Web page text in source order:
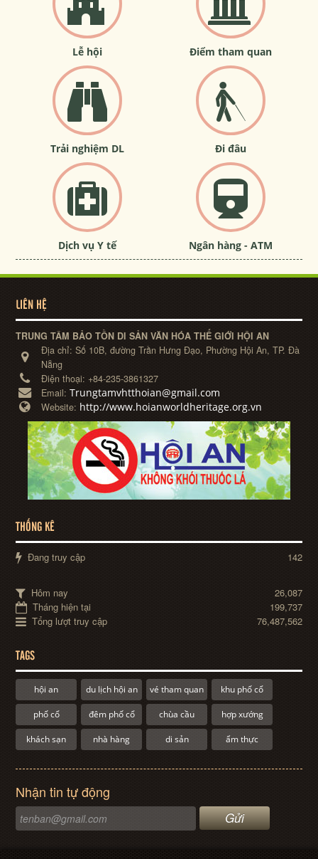
Lễ hội Điểm tham quan
Trải nghiệm DL Đi đâu
Dịch vụ Y tế Ngân hàng - ATM
LIÊN HỆ
TRUNG TÂM BẢO TỒN DI SẢN VĂN HÓA THẾ GIỚI HỘI AN
Địa chỉ:Số 10B, đường Trần Hưng Đạo, Phường Hội An, TP. Đà
Nẵng
Điện thoại: +84-235-3861327
Email:Trungtamvhtthoian@gmail.com
Website: http://www.hoianworldheritage.org.vn
THỐNG KÊ
Đang truy cập 142
Hôm nay
26,087
Tháng hiện tại
199,737
Tổng lượt truy cập
76,487,562
TAGS
hội an du lịch hội an vé tham quan khu phố cổ
phố cổ đêm phố cổ chùa cầu hợp xướng
khách sạn nhà hàng di sản ẩm thực
Nhận tin tự động